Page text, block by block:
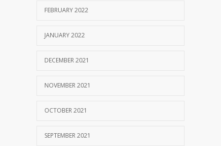
FEBRUARY 2022
JANUARY 2022
DECEMBER 2021
NOVEMBER 2021
OCTOBER 2021
SEPTEMBER 2021